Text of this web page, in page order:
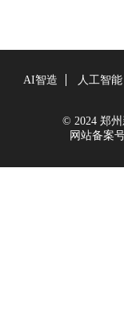
AI智造 人工智能
© 2024 郑州
网站备案